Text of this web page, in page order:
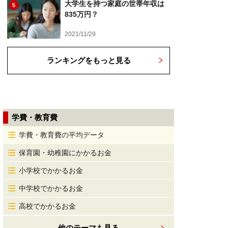
5
大学生を持つ家庭の世帯年収は
835万円？
2021/11/29
ランキングをもっと見る
学費・教育費
学費・教育費の平均データ
保育園・幼稚園にかかるお金
小学校でかかるお金
中学校でかかるお金
高校でかかるお金